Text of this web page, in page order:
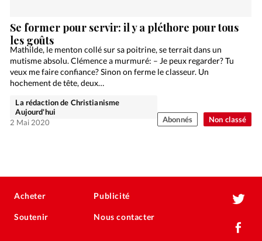
Non classé
Se former pour servir: il y a pléthore pour tous
les goûts
Mathilde, le menton collé sur sa poitrine, se terrait dans un
mutisme absolu. Clémence a murmuré: – Je peux regarder? Tu
veux me faire confiance? Sinon on ferme le classeur. Un
hochement de tête, deux…
La rédaction de Christianisme
Aujourd'hui
2 Mai 2020
Abonnés
Acheter
Soutenir
Publicité
Nous contacter